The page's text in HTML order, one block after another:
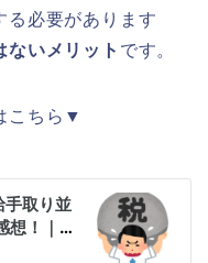
る必要があります
ないメリット です。
こちら▼